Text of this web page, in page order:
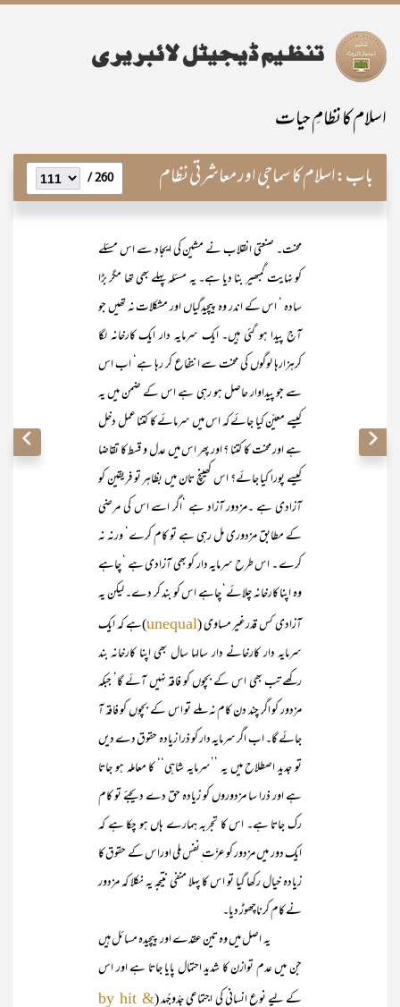
اسلام کا نظامِ حیات
باب:اسلام کا سماجی اور معاشرتی نظام 260 /
محنت۔ صنعتی انقلاب نے مشین کی ایجاد سے اس مسئلے
کو نہایت گمبھیر بنا دیا ہے۔ یہ مسئلہ پہلے بھی تھا مگر بڑا
سادہ ‘ اس کے اندر وہ پیچیدگیاں اور مشکلات نہ تھیں جو
آج پیدا ہو گئی ہیں۔ ایک سرمایہ دار ایک کارخانہ لگا
کرہزارہا لوگوں کی محنت سے انتفاع کر رہا ہے‘ اب اس
سے جو پیداوار حاصل ہو رہی ہے اس کے ضمن میں یہ
کیسے معیّن کیا جائے کہ اس میں سرمائے کا کتنا عمل دخل
ہے اور محنت کا کتنا ؟ اور پھر اس میں عدل و قسط کا تقاضا
کیسے پورا کیا جائے؟ اس کھینچ تان میں بظاہر تو فریقین کو
آزادی ہے ۔مزدور آزاد ہے ‘اگر اسے اس کی مرضی
کے مطابق مزدوری مل رہی ہے تو کام کرے‘ ورنہ نہ
کرے ۔ اس طرح سرمایہ دار کو بھی آزادی ہے ‘ چاہے
وہ اپنا کارخانہ چلائے‘ چاہے اس کو بند کر دے۔ لیکن یہ
آزادی کس قدرغیر مساوی (unequal)ہے کہ ایک
سرمایہ دار کارخانے دار سالہا سال بھی اپنا کارخانہ بند
رکھے تب بھی اس کے بچوں کو فاقہ نہیں آئے گا‘ جبکہ
مزدور کو اگر چند دن کام نہ ملے تو اس کے بچوں کو فاقہ آ
جائے گا۔ اب اگر سرمایہ دار کو ذرا زیادہ حقوق دے دیں
تو جدید اصطلاح میں یہ ’’سرمایہ شاہی‘‘ کا معاملہ ہو جاتا
ہے اور ذرا سا مزدوروں کو زیادہ حق دے دیجئے تو کام
رک جاتا ہے۔ اس کا تجربہ ہمارے ہاں ہو چکا ہے کہ
ایک دور میں مزدور کو عزّت ِنفس ملی اوراس کے حقوق کا
زیادہ خیال رکھا گیا تو اس کا پہلا منفی نتیجہ یہ نکلا کہ مزدور
نے کام کرناچھوڑ دیا۔
یہ اصل میں وہ تین عقدے اور پیچیدہ مسائل ہیں
جن میں عدم توازن کا شدید احتمال پایا جاتا ہے اور اس
کے لیے نوعِ انسانی کی اجتماعی جدّوجُہد (by hit &